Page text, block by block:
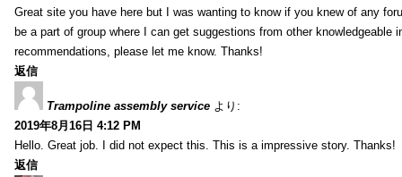
Great site you have here but I was wanting to know if you knew of any
be a part of group where I can get suggestions from other
recommendations, please let me know. Thanks!
返信
Trampoline assembly service より:
2019年8月16日 4:12 PM
Hello. Great job. I did not expect this. This is a impressive story. Thanks!
返信